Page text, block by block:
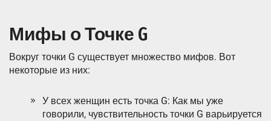
Мифы о Точке G
Вокруг точки G существует множество мифов. Вот
некоторые из них:
У всех женщин есть точка G: Как мы уже
говорили, чувствительность точки G варьируется